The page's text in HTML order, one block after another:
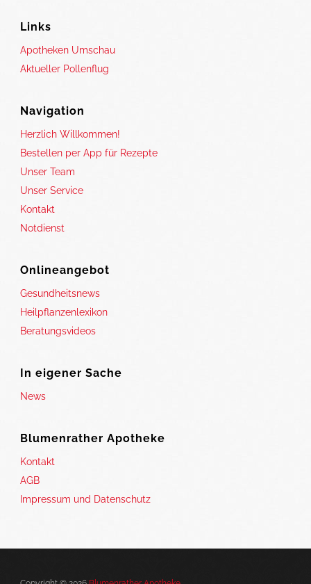
Links
Apotheken Umschau
Aktueller Pollenflug
Navigation
Herzlich Willkommen!
Bestellen per App für Rezepte
Unser Team
Unser Service
Kontakt
Notdienst
Onlineangebot
Gesundheitsnews
Heilpflanzenlexikon
Beratungsvideos
In eigener Sache
News
Blumenrather Apotheke
Kontakt
AGB
Impressum und Datenschutz